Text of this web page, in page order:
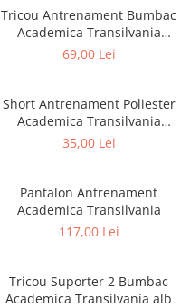
Tricou Antrenament Bumbac
Academica Transilvania
albastru
69,00 Lei
Short Antrenament Poliester
Academica Transilvania
Negru
35,00 Lei
Pantalon Antrenament
Academica Transilvania
117,00 Lei
Tricou Suporter 2 Bumbac
Academica Transilvania alb